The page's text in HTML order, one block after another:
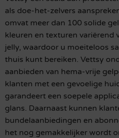
als doe-het-zelvers
omvat meer dan 100 solide
kleuren en texturen variërend
jelly, waardoor u moeiteloos
thuis kunt bereiken. Vettsy
aanbieden van hema-vrije
klanten met een gevoelige
garandeert een soepele
glans. Daarnaast kunnen
bundelaanbiedingen en
het nog gemakkelijker wordt